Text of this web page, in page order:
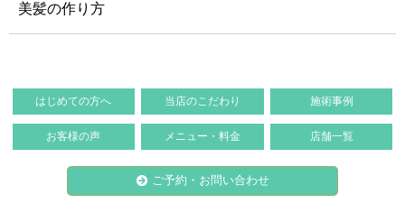
美髪の作り方
はじめての方へ 当店のこだわり 施術事例
お客様の声 メニュー・料金 店舗一覧
ご予約・お問い合わせ